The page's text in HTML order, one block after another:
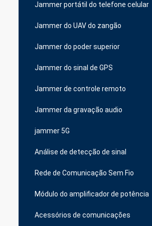
Jammer portátil do telefone celular
Jammer do UAV do zangão
Jammer do poder superior
Jammer do sinal de GPS
Jammer de controle remoto
Jammer da gravação audio
jammer 5G
Análise de detecção de sinal
Rede de Comunicação Sem Fio
Módulo do amplificador de potência
Acessórios de comunicações